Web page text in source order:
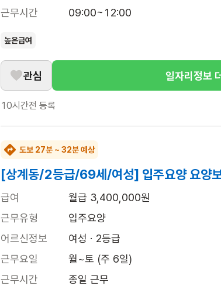
근무시간
09:00~12:00
높은급여
관심 일자리정보
10시간전 등록
도보 27분 ~ 32분 예상
[상계동/2등급/69세/여성] 입주요양 요양
급여
월급 3,400,000원
근무유형
입주요양
어르신정보
여성 · 2등급
근무요일
월~토 (주 6일)
근무시간
종일 근무